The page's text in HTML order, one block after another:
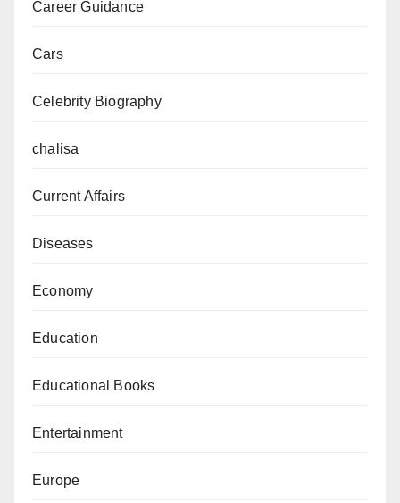
Career Guidance
Cars
Celebrity Biography
chalisa
Current Affairs
Diseases
Economy
Education
Educational Books
Entertainment
Europe